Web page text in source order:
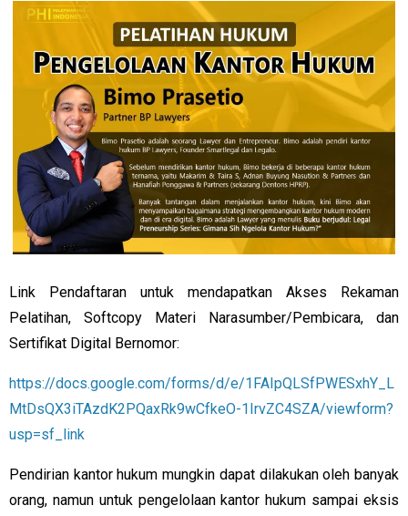
Link Pendaftaran untuk mendapatkan Akses Rekaman
Pelatihan, Softcopy Materi Narasumber/Pembicara, dan
Sertifikat Digital Bernomor:
https://docs.google.com/forms/d/e/1FAIpQLSfPWESxhY_L
MtDsQX3iTAzdK2PQaxRk9wCfkeO-1IrvZC4SZA/viewform?
usp=sf_link
Pendirian kantor hukum mungkin dapat dilakukan oleh banyak
orang, namun untuk pengelolaan kantor hukum sampai eksis